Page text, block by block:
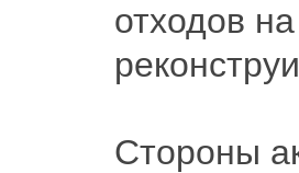
отходов на
Стороны